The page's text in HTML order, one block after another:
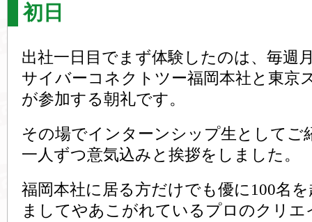
初日
出社一日目でまず体験したのは、毎週
サイバーコネクトツー福岡本社と東京
が参加する朝礼です。
その場でインターンシップ生としてご
一人ずつ意気込みと挨拶をしました。
福岡本社に居る方だけでも優に100名
ましてやあこがれているプロのクリエ